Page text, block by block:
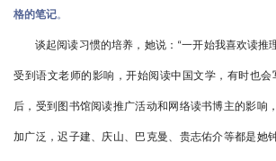
格的笔记。
谈起阅读习惯的培养，她说： “一开始我喜欢读推
受到语文老师的影响，开始阅读中国文学，有时也会
后，受到图书馆阅读推广活动和网络读书博主的影响
加广泛，迟子建、庆山、巴克曼、贵志佑介等都是她